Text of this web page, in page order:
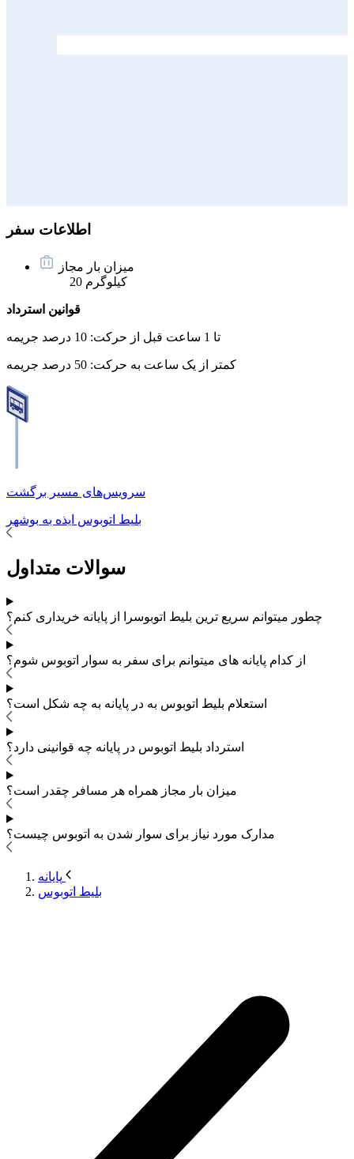
اطلاعات سفر
میزان بار مجاز
20 کیلوگرم
قوانین استرداد
تا 1 ساعت قبل از حرکت: 10 درصد جریمه
کمتر از یک ساعت به حرکت: 50 درصد جریمه
سرویس‌های مسیر برگشت
بلیط اتوبوس ایذه به بوشهر
سوالات متداول
چطور میتوانم سریع ترین بلیط اتوبوسرا از پایانه خریداری کنم؟
از کدام پایانه های میتوانم برای سفر به سوار اتوبوس شوم؟
استعلام بلیط اتوبوس به در پایانه به چه شکل است؟
استرداد بلیط اتوبوس در پایانه چه قوانینی دارد؟
میزان بار مجاز همراه هر مسافر چقدر است؟
مدارک مورد نیاز برای سوار شدن به اتوبوس چیست؟
بلیط اتوبوس